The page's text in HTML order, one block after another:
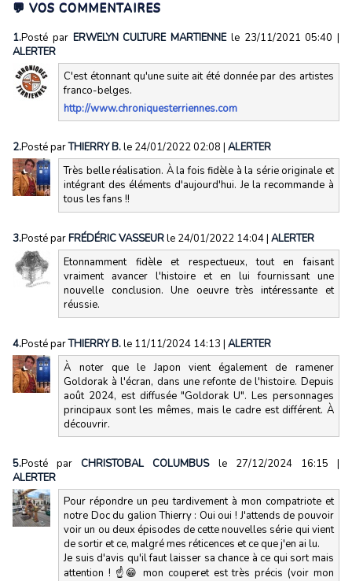
💬 VOS COMMENTAIRES
1.Posté par ERWELYN CULTURE MARTIENNE le 23/11/2021 05:40 |
ALERTER
C'est étonnant qu'une suite ait été donnée par des artistes
franco-belges.
http://www.chroniquesterriennes.com
2.Posté parTHIERRY B.le 24/01/2022 02:08 | ALERTER
Très belle réalisation. À la fois fidèle à la série originale et
intégrant des éléments d'aujourd'hui. Je la recommande à
tous les fans !!
3.Posté parFRÉDÉRIC VASSEURle 24/01/2022 14:04| ALERTER
Etonnamment fidèle et respectueux, tout en faisant
vraiment avancer l'histoire et en lui fournissant une
nouvelle conclusion. Une oeuvre très intéressante et
réussie.
4.Posté parTHIERRY B.le 11/11/2024 14:13 | ALERTER
À noter que le Japon vient également de ramener
Goldorak à l'écran, dans une refonte de l'histoire. Depuis
août 2024, est diffusée "Goldorak U". Les personnages
principaux sont les mêmes, mais le cadre est différent. À
découvrir.
5.Posté parCHRISTOBAL COLUMBUS le 27/12/2024 16:15|
ALERTER
Pour répondre un peu tardivement à mon compatriote et
notre Doc du galion Thierry : Oui oui ! J'attends de pouvoir
voir un ou deux épisodes de cette nouvelles série qui vient
de sortir et ce, malgré mes réticences et ce que j'en ai lu.
Je suis d'avis qu'il faut laisser sa chance à ce qui sort mais
attention ! ☝😁 mon couperet est très précis (voir mon